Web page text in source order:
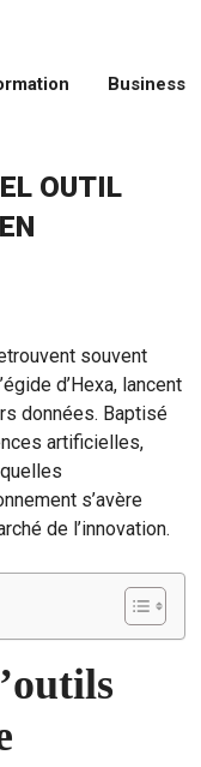
Business
OUTIL
souvent
d’Hexa, lancent
données. Baptisé
artificielles,
s’avère
de l’innovation.